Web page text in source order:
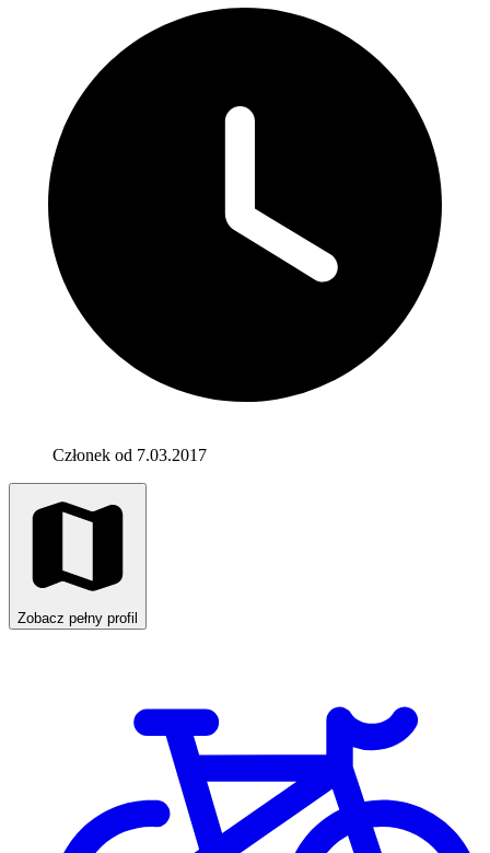
Członek od 7.03.2017
Zobacz pełny profil